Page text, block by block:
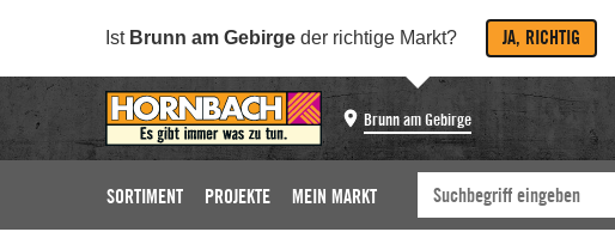
Ist Brunn am Gebirge der richtige Markt? JA, RICHTIG
Brunn am Gebirge
SORTIMENT PROJEKTE MEIN MARKT